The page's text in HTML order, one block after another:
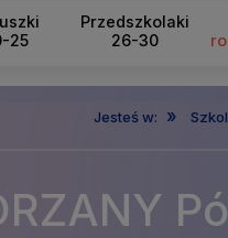
25
Przedszkolaki
26-30
Jesteś w: »